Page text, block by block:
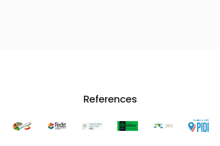
References